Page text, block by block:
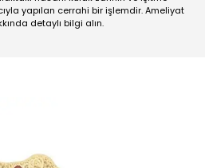
yapılan cerrahi bir işlemdir. Ameliyat
detaylı bilgi alın.